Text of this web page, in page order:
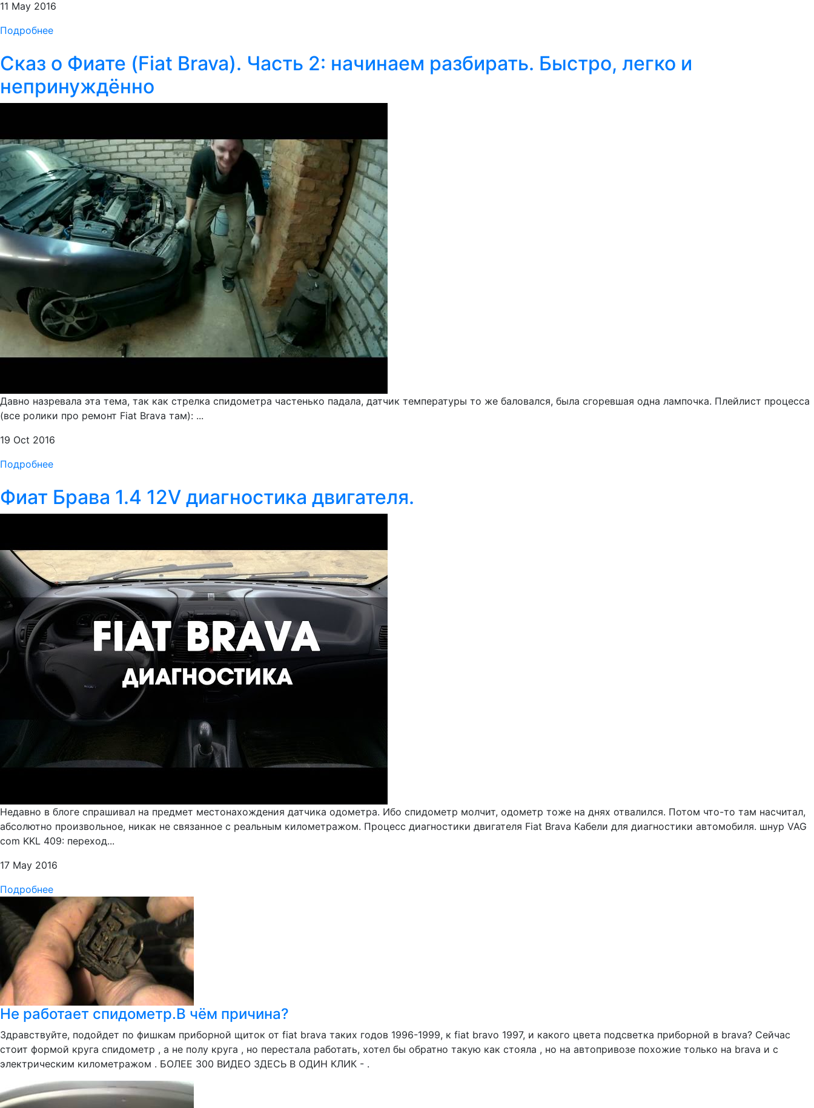
11 May 2016
Подробнее
Сказ о Фиате (Fiat Brava). Часть 2: начинаем разбирать. Быстро, легко и
непринуждённо
Давно назревала эта тема, так как стрелка спидометра частенько падала, датчик температуры то же баловался, была сгоревшая одна лампочка. Плейлист процесса
(все ролики про ремонт Fiat Brava там): ...
19 Oct 2016
Подробнее
Фиат Брава 1.4 12V диагностика двигателя.
Недавно в блоге спрашивал на предмет местонахождения датчика одометра. Ибо спидометр молчит, одометр тоже на днях отвалился. Потом что-то там насчитал,
абсолютно произвольное, никак не связанное с реальным километражом. Процесс диагностики двигателя Fiat Brava Кабели для диагностики автомобиля. шнур VAG
com KKL 409: переход...
17 May 2016
Подробнее
Не работает спидометр.В чём причина?
Здравствуйте, подойдет по фишкам приборной щиток от fiat brava таких годов 1996-1999, к fiat bravo 1997, и какого цвета подсветка приборной в brava? Сейчас
стоит формой круга спидометр , а не полу круга , но перестала работать, хотел бы обратно такую как стояла , но на автопривозе похожие только на brava и с
электрическим километражом . БОЛЕЕ 300 ВИДЕО ЗДЕСЬ В ОДИН КЛИК - .